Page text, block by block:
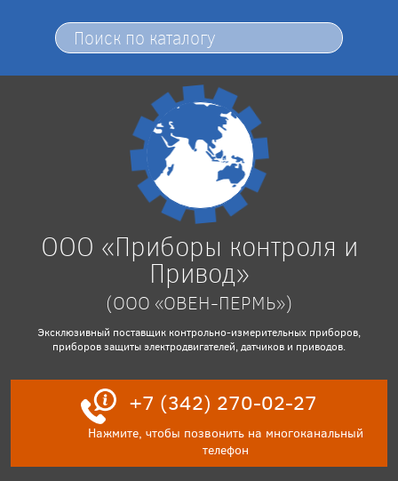
ООО «Приборы контроля и
Привод»
(ООО «ОВЕН-ПЕРМЬ»)
Эксклюзивный поставщик контрольно-измерительных приборов,
приборов защиты электродвигателей, датчиков и приводов.
+7 (342) 270-02-27
Нажмите, чтобы позвонить на многоканальный
телефон